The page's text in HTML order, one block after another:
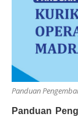
Panduan
Panduan